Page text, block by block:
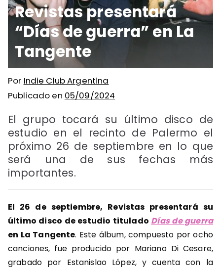
Revistas presentará
“Días de guerra” en La
Tangente
Por Indie Club Argentina
Publicado en 05/09/2024
El grupo tocará su último disco de
estudio en el recinto de Palermo el
próximo 26 de septiembre en lo que
será una de sus fechas más
importantes.
El 26 de septiembre, Revistas presentará su
último disco de estudio titulado Días de guerra
en La Tangente. Este álbum, compuesto por ocho
canciones, fue producido por Mariano Di Cesare,
grabado por Estanislao López, y cuenta con la